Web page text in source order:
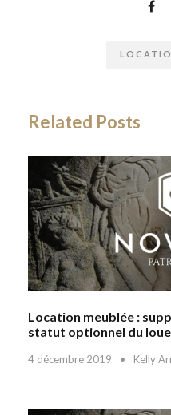
Related Posts
Location meublée :
statut optionnel du
4 décembre 2019 • Kelly